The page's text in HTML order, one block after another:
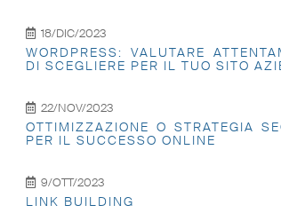
18/DIC/2023
WORDPRESS: VALUTARE
DI SCEGLIERE PER IL TUO SITO
22/NOV/2023
OTTIMIZZAZIONE O STRATEGIA
PER IL SUCCESSO ONLINE
9/OTT/2023
LINK BUILDING